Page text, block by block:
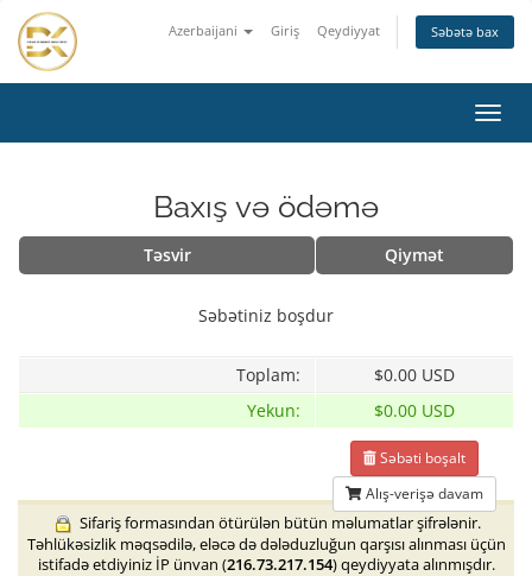
Azerbaijani Giriş Qeydiyyat Səbətə bax
keçid
Baxış və ödəmə
Təsvir Qiymət
Səbətiniz boşdur
Toplam:
$0.00 USD
Yekun:
$0.00 USD
Səbəti boşalt
Alış-verişə davam
Sifariş formasından ötürülən bütün məlumatlar şifrələnir.
Təhlükəsizlik məqsədilə, eləcə də dələduzluğun qarşısı alınması üçün
istifadə etdiyiniz İP ünvan (216.73.217.154) qeydiyyata alınmışdır.